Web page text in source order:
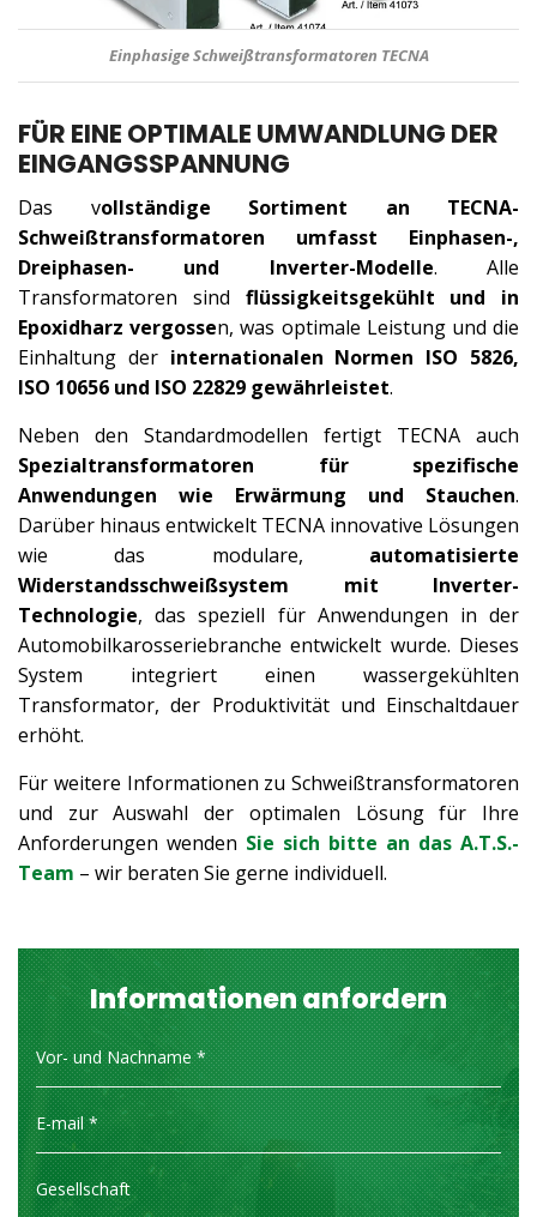
TECNA-Schweißtransformatoren
FÜR EINE OPTIMALE UMWANDLUNG DER
EINGANGSSPANNUNG
Das vollständige Sortiment an TECNA-
Schweißtransformatoren umfasst Einphasen-,
Dreiphasen- und Inverter-Modelle. Alle
Transformatoren sind flüssigkeitsgekühlt und in
Epoxidharz vergossen, was optimale Leistung und die
Einhaltung der internationalen Normen ISO 5826,
ISO 10656 und ISO 22829 gewährleistet.
Neben den Standardmodellen fertigt TECNA auch
Spezialtransformatoren für spezifische
Anwendungen wie Erwärmung und Stauchen.
Darüber hinaus entwickelt TECNA innovative Lösungen
wie das modulare, automatisierte
Widerstandsschweißsystem mit Inverter-
Technologie, das speziell für Anwendungen in der
Automobilkarosseriebranche entwickelt wurde. Dieses
System integriert einen wassergekühlten
Transformator, der Produktivität und Einschaltdauer
erhöht.
Für weitere Informationen zu Schweißtransformatoren
und zur Auswahl der optimalen Lösung für Ihre
Anforderungen wenden Sie sich bitte an das A.T.S.-
Team – wir beraten Sie gerne individuell.
Informationen anfordern